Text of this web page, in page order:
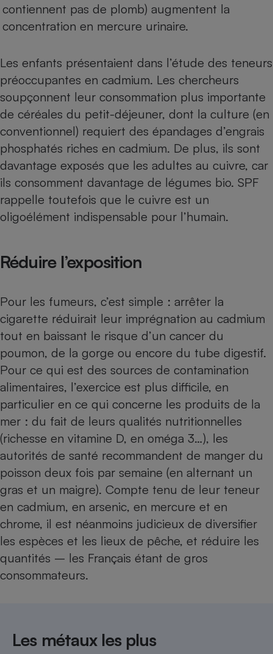
contiennent pas de plomb) augmentent la
concentration en mercure urinaire.
Les enfants présentaient dans l’étude des teneurs
préoccupantes en cadmium. Les chercheurs
soupçonnent leur consommation plus importante
de céréales du petit-déjeuner, dont la culture (en
conventionnel) requiert des épandages d’engrais
phosphatés riches en cadmium. De plus, ils sont
davantage exposés que les adultes au cuivre, car
ils consomment davantage de légumes bio. SPF
rappelle toutefois que le cuivre est un
oligoélément indispensable pour l’humain.
Réduire l’exposition
Pour les fumeurs, c’est simple : arrêter la
cigarette réduirait leur imprégnation au cadmium
tout en baissant le risque d’un cancer du
poumon, de la gorge ou encore du tube digestif.
Pour ce qui est des sources de contamination
alimentaires, l’exercice est plus difficile, en
particulier en ce qui concerne les produits de la
mer : du fait de leurs qualités nutritionnelles
(richesse en vitamine D, en oméga 3…), les
autorités de santé recommandent de manger du
poisson deux fois par semaine (en alternant un
gras et un maigre). Compte tenu de leur teneur
en cadmium, en arsenic, en mercure et en
chrome, il est néanmoins judicieux de diversifier
les espèces et les lieux de pêche, et réduire les
quantités – les Français étant de gros
consommateurs.
Les métaux les plus